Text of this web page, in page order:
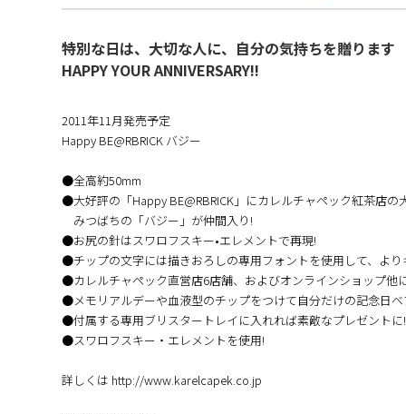
特別な日は、大切な人に、自分の気持ちを贈ります
HAPPY YOUR ANNIVERSARY!!
2011年11月発売予定
Happy BE@RBRICK バジー
●全高約50mm
●大好評の「Happy BE@RBRICK」にカレルチャペック紅茶店の
みつばちの「バジー」が仲間入り!
●お尻の針はスワロフスキー•エレメントで再現!
●チップの文字には描きおろしの専用フォントを使用して、より
●カレルチャペック直営店6店舗、およびオンラインショップ他
●メモリアルデーや血液型のチップをつけて自分だけの記念日
●付属する専用ブリスタートレイに入れれば素敵なプレゼントに!
●スワロフスキー・エレメントを使用!
詳しくは http://www.karelcapek.co.jp